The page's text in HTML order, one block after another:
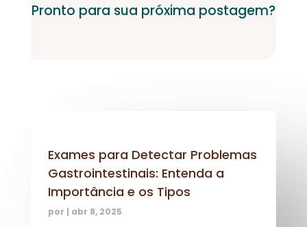
Pronto para sua próxima postagem?
Exames para Detectar Problemas
Gastrointestinais: Entenda a
Importância e os Tipos
por | abr 8, 2025